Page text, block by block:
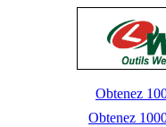
Obtenez
Obtenez